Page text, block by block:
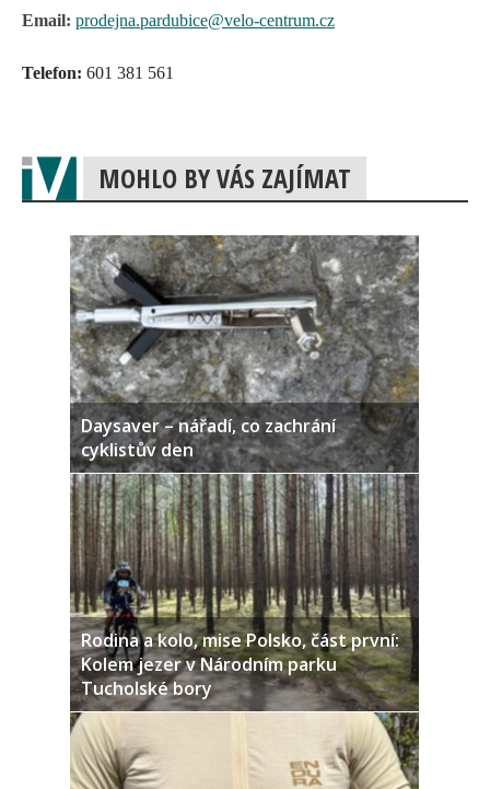
Email: prodejna.pardubice@velo-centrum.cz
Telefon: 601 381 561
MOHLO BY VÁS ZAJÍMAT
Daysaver – nářadí, co zachrání
cyklistův den
Rodina a kolo, mise Polsko, část první:
Kolem jezer v Národním parku
Tucholské bory